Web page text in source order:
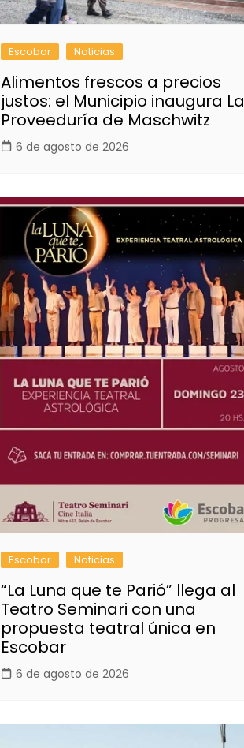
Escobar Noticias
Alimentos frescos a precios
justos: el Municipio inaugura La
Proveeduría de Maschwitz
6 de agosto de 2026
Escobar Noticias
“La Luna que te Parió” llega al
Teatro Seminari con una
propuesta teatral única en
Escobar
6 de agosto de 2026